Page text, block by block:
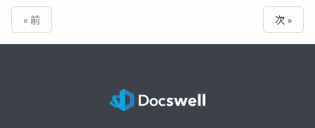
« 前 次 »